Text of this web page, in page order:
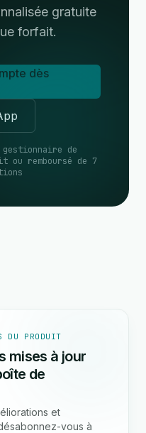
gratuite
forfait.
dès
de
ou remboursé de 7
DU PRODUIT
mises à jour
de
et
vous à